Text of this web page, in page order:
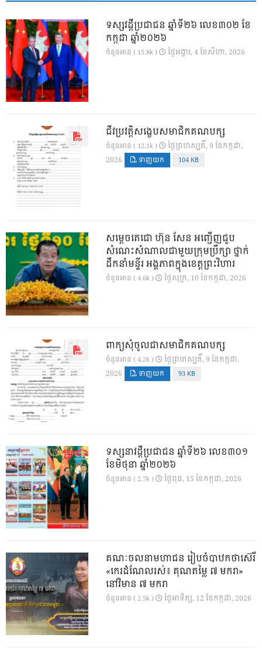
ទស្សវដ្តីប្រជាជន ឆ្នាំទី២៦ លេខ៣០២ ខែ
កក្កដា ឆ្នាំ២០២៦
ចំនួនអាន ( 15.8k ) ថ្ងៃ​អង្គារ, 4 ខែ​សីហា, 2026
ជីវប្រវត្តិសង្ខេបសមាជិកគណបក្ស
ចំនួនអាន ( 12.1k )
ថ្ងៃ​ព្រហស្បតិ៍, 9 ខែ​កក្កដា,
2026
ទាញយក 104 KB
សម្តេចតេជោ ហ៊ុន សែន អញ្ជើញជួប
សំណេះសំណាលជាមួយក្រុមប្រឹក្សា ថ្នាក់
ដឹកនាំមន្ទីរ អង្គភាពក្នុងខេត្តព្រះវិហារ
ចំនួនអាន ( 4.6k ) ថ្ងៃ​សុក្រ, 10 ខែ​កក្កដា, 2026
ពាក្យសុំចូលជាសមាជិកគណបក្ស
ចំនួនអាន ( 4.2k )
ថ្ងៃ​ព្រហស្បតិ៍, 9 ខែ​កក្កដា,
2026
ទាញយក 93 KB
ទស្សនាវដ្ដីប្រជាជន ឆ្នាំទី២៦ លេខ៣០១
ខែមិថុនា ឆ្នាំ២០២៦
ចំនួនអាន ( 2.7k ) ថ្ងៃ​ពុធ, 15 ខែ​កក្កដា, 2026
គណៈចលនាមហាជន រៀបចំបាឋកថាស៊េរី
«កេរដំណែលរស់៖ គុណតម្លៃ ៧ មករា»
នៅវិមាន ៧ មករា
ចំនួនអាន ( 2.5k ) ថ្ងៃ​អាទិត្យ, 12 ខែ​កក្កដា, 2026